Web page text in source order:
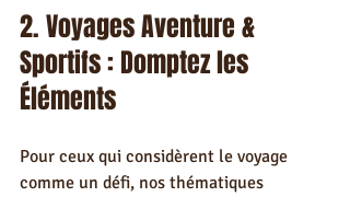
2. Voyages Aventure &
Sportifs : Domptez les
Éléments
Pour ceux qui considèrent le voyage
comme un défi, nos thématiques